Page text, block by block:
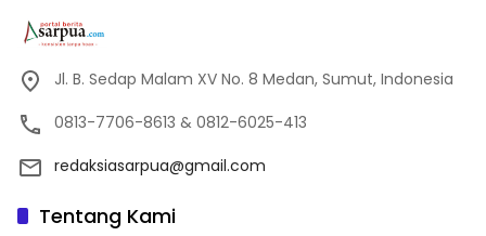
Jl. B. Sedap Malam XV No. 8 Medan, Sumut, Indonesia
0813-7706-8613 & 0812-6025-413
redaksiasarpua@gmail.com
Tentang Kami